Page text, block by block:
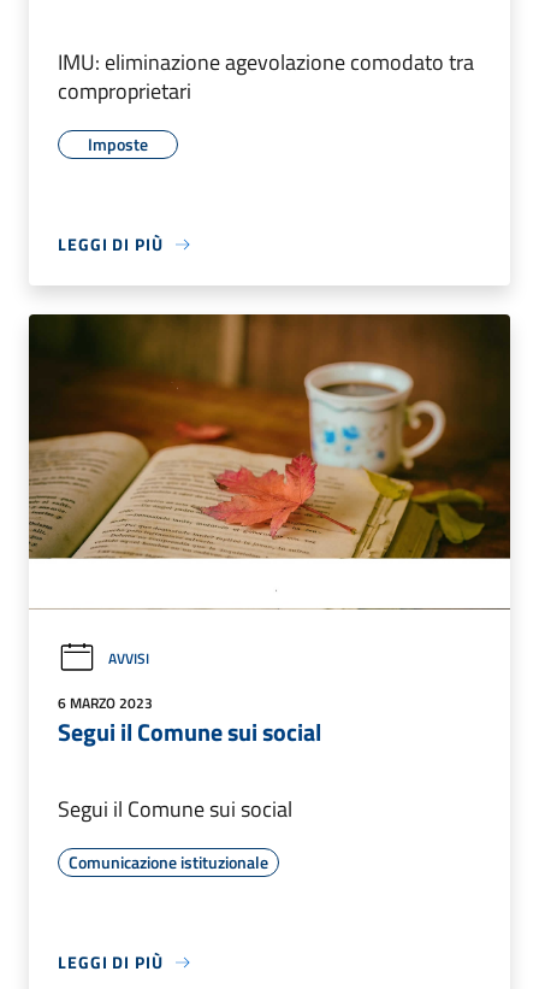
IMU: eliminazione agevolazione comodato tra
comproprietari
Imposte
LEGGI DI PIÙ
AVVISI
6 MARZO 2023
Segui il Comune sui social
Segui il Comune sui social
Comunicazione istituzionale
LEGGI DI PIÙ